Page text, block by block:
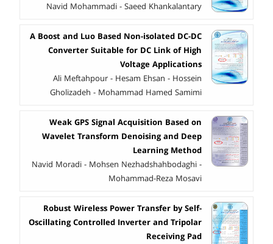
Navid Mohammadi - Saeed Khankalantary
A Boost and Luo Based Non-isolated DC-DC
Converter Suitable for DC Link of High
Voltage Applications
Ali Meftahpour - Hesam Ehsan - Hossein
Gholizadeh - Mohammad Hamed Samimi
Weak GPS Signal Acquisition Based on
Wavelet Transform Denoising and Deep
Learning Method
Navid Moradi - Mohsen Nezhadshahbodaghi -
Mohammad-Reza Mosavi
Robust Wireless Power Transfer by Self-
Oscillating Controlled Inverter and Tripolar
Receiving Pad